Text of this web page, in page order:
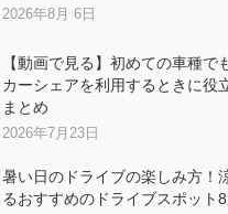
2026年8月 6日
【動画で見る】初めての車種で
カーシェアを利用するときに役
まとめ
2026年7月23日
暑い日のドライブの楽しみ方！
るおすすめのドライブスポット